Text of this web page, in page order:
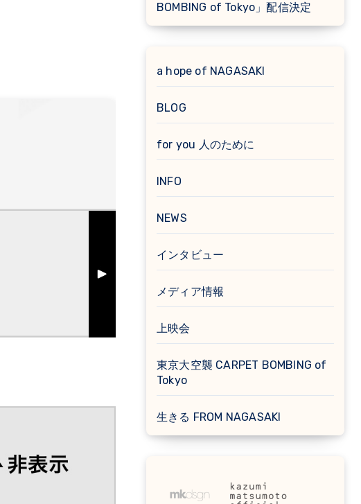
BOMBING of Tokyo」配信決定
a hope of NAGASAKI
BLOG
for you 人のために
INFO
NEWS
インタビュー
メディア情報
上映会
東京大空襲 CARPET BOMBING of
Tokyo
生きる FROM NAGASAKI